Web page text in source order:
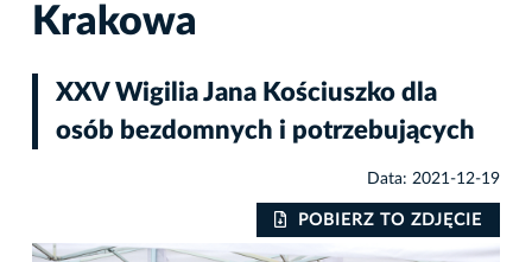
Krakowa
XXV Wigilia Jana Kościuszko dla
osób bezdomnych i potrzebujących
Data: 2021-12-19
POBIERZ TO ZDJĘCIE